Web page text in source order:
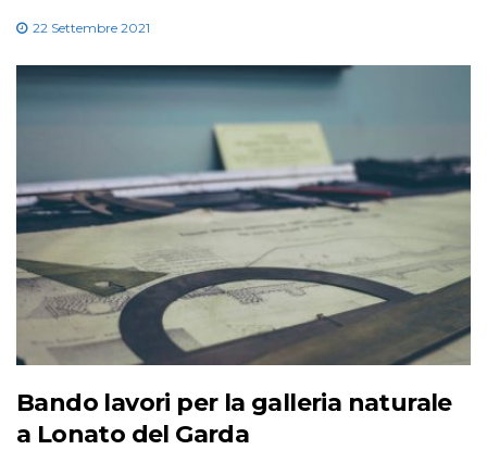
22 Settembre 2021
Bando lavori per la galleria naturale
a Lonato del Garda